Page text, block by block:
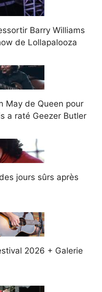
Barry Williams
de Lollapalooza
May de Queen pour
a raté Geezer Butler
jours sûrs après
2026 + Galerie